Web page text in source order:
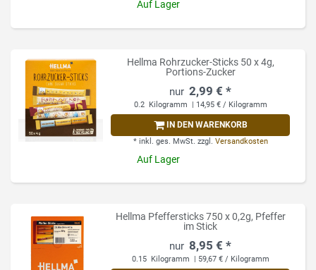
Auf Lager
Hellma Rohrzucker-Sticks 50 x 4g,
Portions-Zucker
2,99 € *
0.2 Kilogramm | 14,95 € / Kilogramm
IN DEN WARENKORB
* inkl. ges. MwSt. zzgl. Versandkosten
Auf Lager
Hellma Pfeffersticks 750 x 0,2g, Pfeffer
im Stick
8,95 € *
0.15 Kilogramm | 59,67 € / Kilogramm